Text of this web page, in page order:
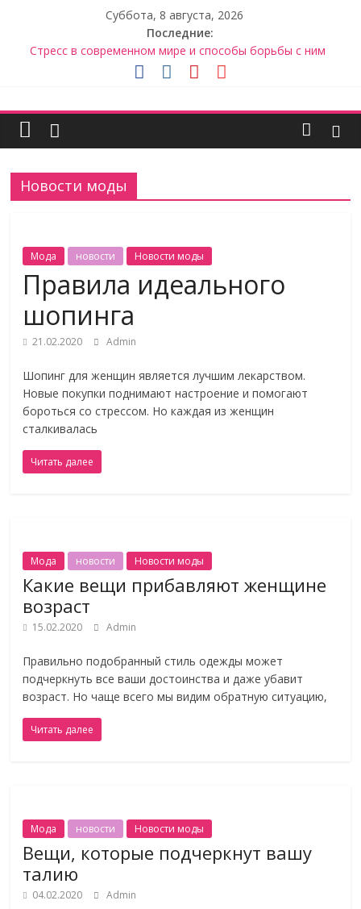
content
Суббота, 8 августа, 2026
Последние:
Стресс в современном мире и способы борьбы с ним
Как разжечь искру в отношениях. Советы для женщин
Правила идеального шопинга
Женский
рай
Сайт
моде,
здоровье,
красоте,
психологии
Новости моды
Мода новости Новости моды
Правила идеального
шопинга
21.02.2020 Admin
Шопинг для женщин является лучшим лекарством.
Новые покупки поднимают настроение и помогают
бороться со стрессом. Но каждая из женщин
сталкивалась
Читать далее
Мода новости Новости моды
Какие вещи прибавляют женщине
возраст
15.02.2020 Admin
Правильно подобранный стиль одежды может
подчеркнуть все ваши достоинства и даже убавит
возраст. Но чаще всего мы видим обратную ситуацию,
Читать далее
Мода новости Новости моды
Вещи, которые подчеркнут вашу
талию
04.02.2020 Admin